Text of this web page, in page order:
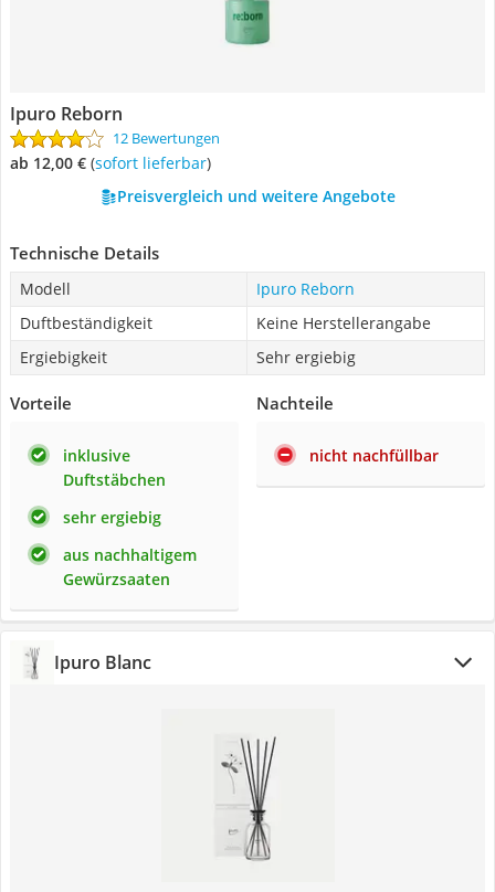
Ipuro Reborn
12 Bewertungen
ab 12,00 € ( Sofort lieferbar)
Preisvergleich und weitere Angebote
Technische Details
Modell
Ipuro Reborn
Duftbeständigkeit
Keine Herstellerangabe
Ergiebigkeit
Sehr ergiebig
Vorteile
inklusive
Duftstäbchen
sehr ergiebig
aus nachhaltigem
Gewürzsaaten
Nachteile
nicht nachfüllbar
Ipuro Blanc